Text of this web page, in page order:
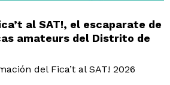
al SAT!, el escaparate de
amateurs del Distrito de
del Fica’t al SAT! 2026